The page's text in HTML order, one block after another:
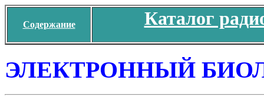
Содержание Каталог
ЭЛЕКТРОННЫЙ